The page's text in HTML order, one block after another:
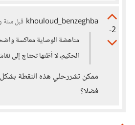
-2
khouloud_benzeghba قبل سنة
مناهضة الوصاية معاكسة
الحكيم، لا أظنها تحتاج إلى
ممكن تشررحلي هذه النقطة
فضلا؟